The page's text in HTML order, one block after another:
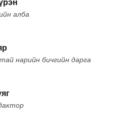
алба
нарийн бичгийн дарга